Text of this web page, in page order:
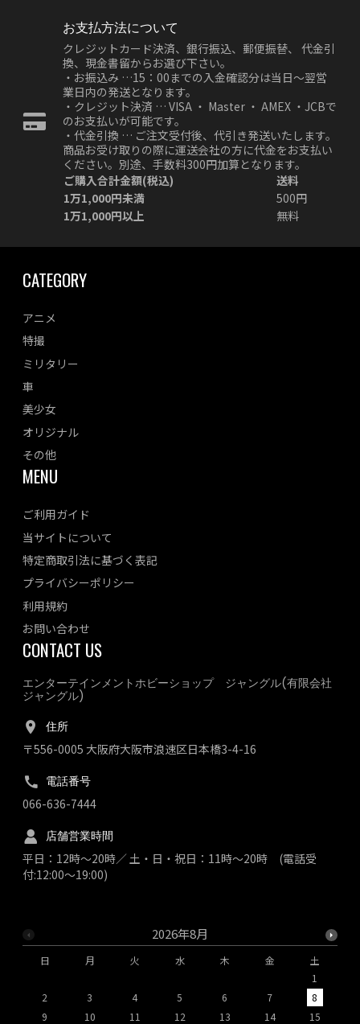
お支払方法について
クレジットカード決済、銀行振込、郵便振替、 代金引
換、現金書留からお選び下さい。
・お振込み …15：00までの入金確認分は当日～翌営
業日内の発送となります。
・クレジット決済 … VISA ・ Master ・ AMEX ・JCBで
のお支払いが可能です。
・代金引換 … ご注文受付後、代引き発送いたします。
商品お受け取りの際に運送会社の方に代金をお支払い
ください。別途、手数料300円加算となります。
ご購入合計金額(税込)
送料
1万1,000円未満
500円
1万1,000円以上
無料
2026年8月
日 月 火 水 木 金
土
1
2
3 4 5 6 7
8
9
10 11 12 13 14 15
CATEGORY
アニメ
特撮
ミリタリー
車
美少女
オリジナル
その他
MENU
ご利用ガイド
当サイトについて
特定商取引法に基づく表記
プライバシーポリシー
利用規約
お問い合わせ
CONTACT US
エンターテインメントホビーショップ ジャングル(有限会社
ジャングル)
住所
〒556-0005 大阪府大阪市浪速区日本橋3-4-16
電話番号
066-636-7444
店舗営業時間
平日：12時～20時／ 土・日・祝日：11時～20時 (電話受
付:12:00～19:00)